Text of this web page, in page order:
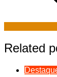
Related